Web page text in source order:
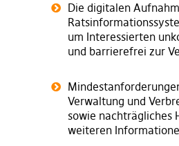
Die digitalen
um Interessierten
und barrierefrei zur
Verwaltung und
sowie nachträgliches
weiteren